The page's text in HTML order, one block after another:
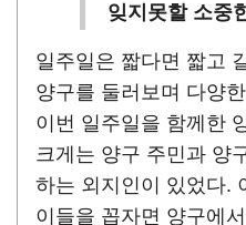
잊지못할 소중
일주일은 짧다면 짧고
양구를 둘러보며 다양
이번 일주일을 함께한
크게는 양구 주민과 양
하는 외지인이 있었다.
이들을 꼽자면 양구에